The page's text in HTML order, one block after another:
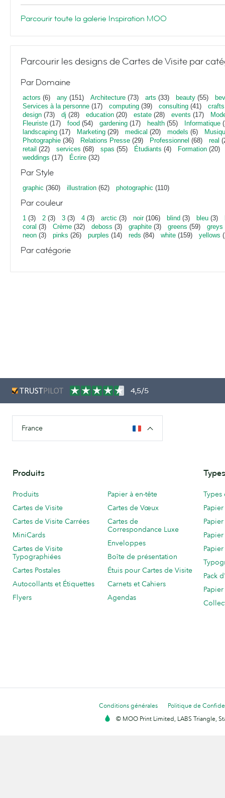
Parcourir toute la galerie Inspiration MOO
Parcourir les designs de Cartes de Visite par
Par Domaine
actors (6) any (151) Architecture (73) arts (33) beauty (55)
Services à la personne (17) computing (39) consulting (41) crafts
design (73) dj (28) education (20) estate (28) events (17)
Fleuriste (17) food (54) gardening (17) health (55) Informatique
landscaping (17) Marketing (29) medical (20) models (6)
Photographie (36) Relations Presse (29) Professionnel (68) real
retail (22) services (68) spas (55) Étudiants (4) Formation (20)
weddings (17) Écrire (32)
Par Style
graphic (360) illustration (62) photographic (110)
Par couleur
1 (3) 2 (3) 3 (3) 4 (3) arctic (3) noir(106) blind (3) bleu (3)
coral (3) Crème (32) deboss (3) graphite (3) greens (59) greys
neon (3) pinks (26) purples (14) reds (84) white (159) yellows
Par catégorie
4,5/5
France
Produits
Produits
Cartes de Visite
Cartes de Visite Carrées
MiniCards
Cartes de Visite
Typographiées
Cartes Postales
Autocollants et Étiquettes
Flyers
Papier à en-tête
Cartes de Vœux
Cartes de
Correspondance Luxe
Enveloppes
Boîte de présentation
Étuis pour Cartes de Visite
Carnets et Cahiers
Agendas
Pack
Conditions générales
Politique de
© MOO Print Limited, LABS Triangle,